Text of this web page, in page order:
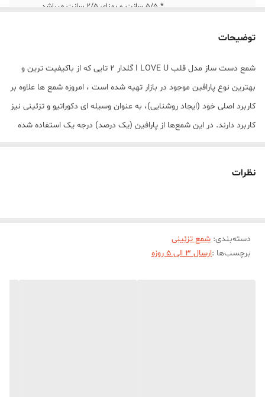
* 5/5 سانت و پهنای 2/5 سانت میباشد.
توضیحات
شمع دست ساز مدل قلب I LOVE U گلدار 2 تایی که از باکیفیت ترین و
بهترین نوع پارافین موجود در بازار تهیه شده است ، امروزه شمع ها علاوه بر
کاربرد اصلی خود (ایجاد روشنایی)، به عنوان وسیله ای دکوراتیو و تزئینی نیز
کاربرد دارند. در این شمع‌ها از پارافین (یک درصد) درجه یک استفاده شده
نظرات
دسته‌بندی: شمع تزئینی
برچسب‌ها :ارسال 3 الی 5 روزه